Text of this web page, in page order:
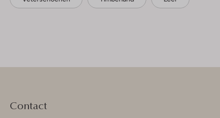
Contact